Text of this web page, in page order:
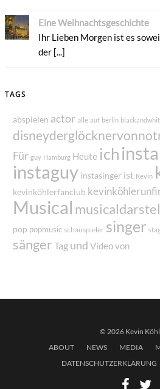
Eine Weihnachtsgeschichte
Ihr Lieben Morgen ist es
der [...]
TAGS
abspielen actor alle auf berlin
Für guy Hamburg Heute ich
instaguy instasinger ist Kevin
kevinköhlerfanclub
Musical
pop popmusic schauspieler singer
sänger Tag und Video von
© 2026 Kevin
ABOUT
NEWS MEDIA
DATENSCHUTZERKLÄRUNG